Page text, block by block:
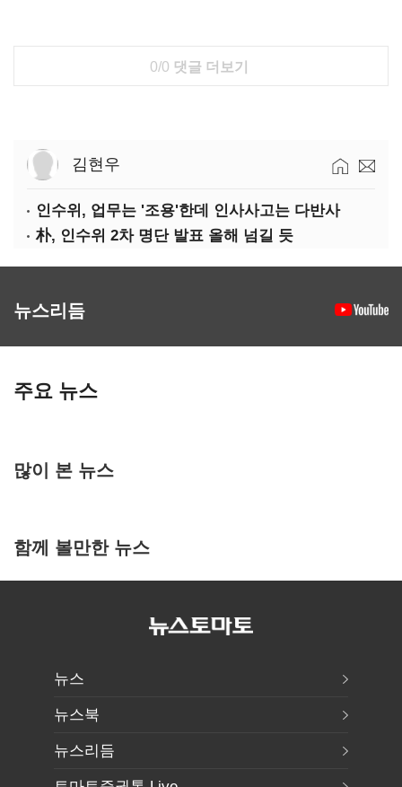
0/0 댓글 더보기
김현우
인수위, 업무는 '조용'한데 인사사고는 다반사
朴, 인수위 2차 명단 발표 올해 넘길 듯
뉴스리듬
주요 뉴스
많이 본 뉴스
함께 볼만한 뉴스
뉴스
뉴스북
뉴스리듬